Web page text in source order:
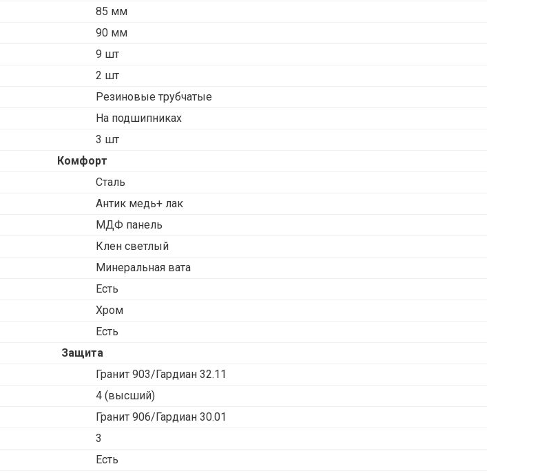
85 мм
90 мм
9 шт
2 шт
Резиновые трубчатые
На подшипниках
3 шт
Комфорт
Сталь
Антик медь+ лак
МДФ панель
Клен светлый
Минеральная вата
Есть
Хром
Есть
Защита
Гранит 903/Гардиан 32.11
4 (высший)
Гранит 906/Гардиан 30.01
3
Есть